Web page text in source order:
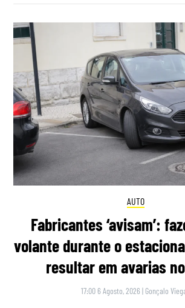
AUTO
Fabricantes ‘avisam’:
volante durante o
resultar em avarias
17:00 6 Agosto, 2026 | Gonçalo